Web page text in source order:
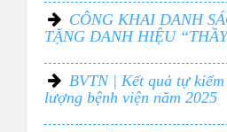
CÔNG KHAI DANH
TẶNG DANH HIỆU
BVTN | Kết quả tự
lượng bệnh viện năm 2025